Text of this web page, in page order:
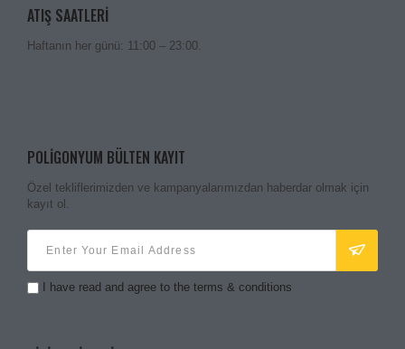
ATIŞ SAATLERI
Haftanın her günü: 11:00 – 23:00.
POLIGONYUM BÜLTEN KAYIT
Özel tekliflerimizden ve kampanyalarımızdan haberdar olmak için
kayıt ol.
I have read and agree to the terms & conditions